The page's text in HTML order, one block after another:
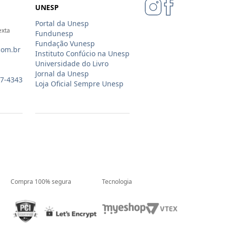
4343
UNESP
Portal da Unesp
Fundunesp
Fundação Vunesp
Instituto Confúcio na Unesp
Universidade do Livro
Jornal da Unesp
Loja Oficial Sempre Unesp
Compra 100% segura Tecnologia